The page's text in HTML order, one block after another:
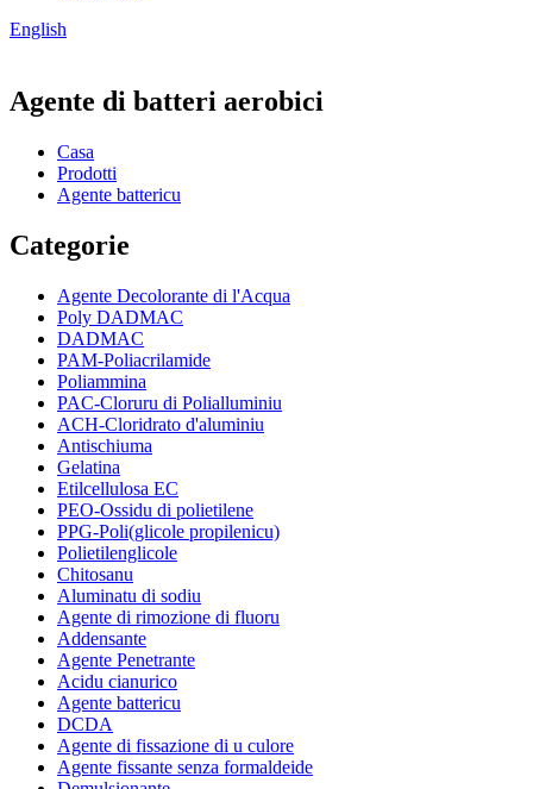
English
Agente di batteri aerobici
Casa
Prodotti
Agente battericu
Categorie
Agente Decolorante di l'Acqua
Poly DADMAC
DADMAC
PAM-Poliacrilamide
Poliammina
PAC-Cloruru di Polialluminiu
ACH-Cloridrato d'aluminiu
Antischiuma
Gelatina
Etilcellulosa EC
PEO-Ossidu di polietilene
PPG-Poli(glicole propilenicu)
Polietilenglicole
Chitosanu
Aluminatu di sodiu
Agente di rimozione di fluoru
Addensante
Agente Penetrante
Acidu cianurico
Agente battericu
DCDA
Agente di fissazione di u culore
Agente fissante senza formaldeide